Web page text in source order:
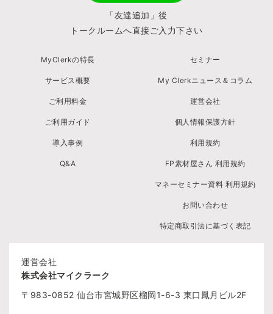
「友達追加」後
トークルームへ直接ご入力下さい
MyClerkの特長
サービス概要
ご利用料金
ご利用ガイド
導入事例
Q&A
セミナー
My Clerkニュース＆コラム
運営会社
個人情報保護方針
利用規約
FP素材屋さん 利用規約
マネーセミナー資料 利用規約
お問い合わせ
特定商取引法に基づく表記
運営会社
株式会社マイクラーク
〒983-0852 仙台市宮城野区榴岡1-6-3 東口鳳月ビル2F